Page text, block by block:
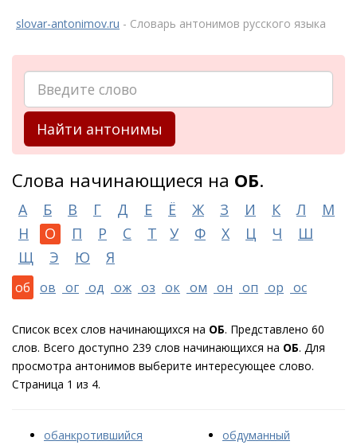
slovar-antonimov.ru - Словарь антонимов русского языка
Найти антонимы
Слова начинающиеся на ОБ.
А Б В Г Д Е Ё Ж З И К Л
М
Н
О П Р С Т У Ф Х Ц Ч
Ш
Щ
Э Ю Я
об ов ог од ож оз ок ом он оп ор ос
Список всех слов начинающихся на ОБ. Представлено 60
слов. Всего доступно 239 слов начинающихся на ОБ. Для
просмотра антонимов выберите интересующее слово.
Страница 1 из 4.
обанкротившийся
обдуманный